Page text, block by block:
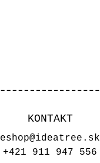
KONTAKT
eshop@ideatree.sk
+421 911 947 556